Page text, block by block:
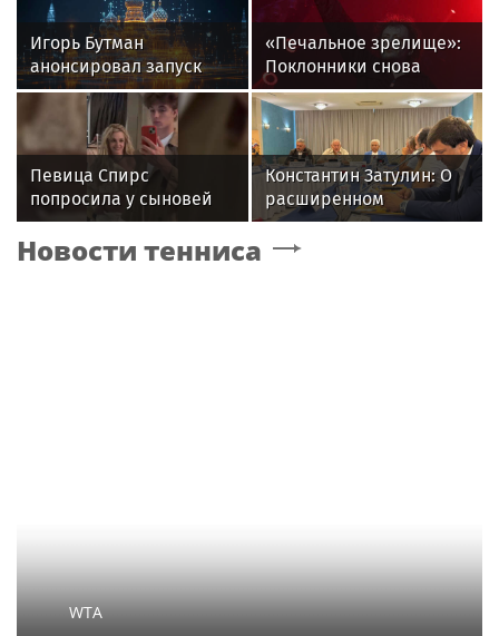
Игорь Бутман
анонсировал запуск
первого джазового
вуза в России
«Печальное зрелище»:
Поклонники снова
возмущены
«мычащим» на сцене
Глебом Самойловым
Певица Спирс
попросила у сыновей
прощения за ошибки
прошлого
Константин Затулин: О
расширенном
заседании Совета
Международного
Новости тенниса
WTA